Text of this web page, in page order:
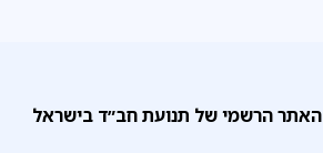
האתר הרשמי של תנועת חב״ד בישראל